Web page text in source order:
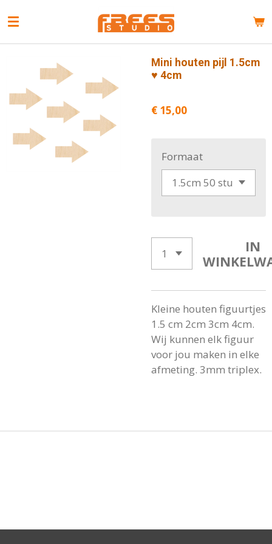
direct
Mini houten pijl 1.5cm
♥ 4cm
€ 15,00
Formaat
IN
Kleine houten figuurtjes
1.5 cm 2cm 3cm 4cm.
Wij kunnen elk figuur
voor jou maken in elke
afmeting. 3mm triplex.